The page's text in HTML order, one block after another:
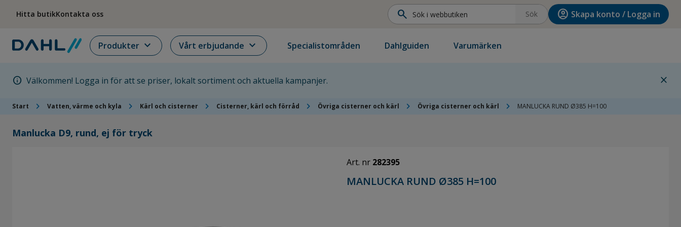
Hitta butikKontakta oss search Sök account_circle Skapa konto / Logga in
Produkter expand_more Vårt erbjudande expand_more Specialistområden Dahlguiden Varumärken
info Välkommen! Logga in för att se priser, lokalt sortiment och aktuella kampanjer. close
Start chevron_right Vatten, värme och kyla chevron_right Kärl och cisterner chevron_right Cisterner, kärl och förråd chevron_right Övriga cisterner och kärl chevron_right Övriga cisterner och kärl chevron_right MANLUCKA RUND Ø385 H=100
Manlucka D9, rund, ej för tryck
Art. nr 282395
MANLUCKA RUND Ø385 H=100